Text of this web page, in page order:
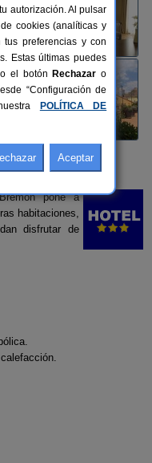
pone a
habitaciones,
disfrutar de
autorización. Al pulsar
cookies (analíticas y
tus preferencias y con
Estas últimas puedes
el botón Rechazar o
“Configuración de
POLÍTICA DE